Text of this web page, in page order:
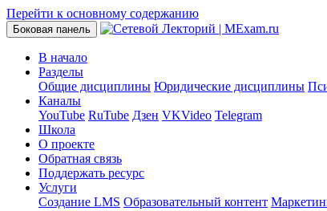
Перейти к основному содержанию
Боковая панель
В начало
Разделы
Общие дисциплины Юридические дисциплины
Каналы
YouTube RuTube Дзен VKVideo Telegram
Школа
О проекте
Обратная связь
Поддержать ресурс
Услуги
Создание LMS Образовательный контент